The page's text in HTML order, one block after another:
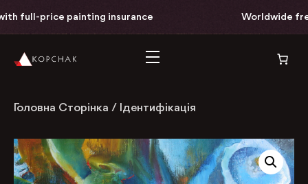
full-price painting insurance Worldwide
Головна Сторінка / Ідентифікація